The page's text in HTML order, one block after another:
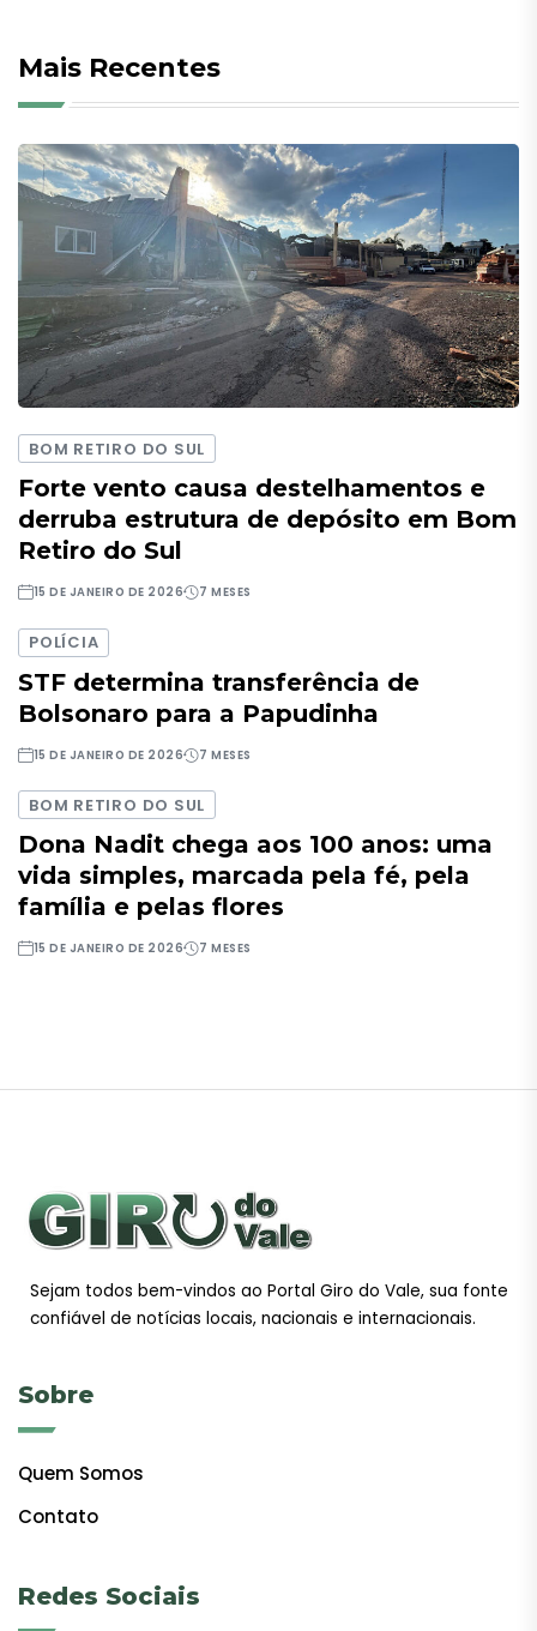
Mais Recentes
BOM RETIRO DO SUL
Forte vento causa destelhamentos e
derruba estrutura de depósito em Bom
Retiro do Sul
15 DE JANEIRO DE 2026 7 MESES
POLÍCIA
STF determina transferência de
Bolsonaro para a Papudinha
15 DE JANEIRO DE 2026 7 MESES
BOM RETIRO DO SUL
Dona Nadit chega aos 100 anos: uma
vida simples, marcada pela fé, pela
família e pelas flores
15 DE JANEIRO DE 2026 7 MESES
Sejam todos bem-vindos ao Portal Giro do Vale, sua fonte
confiável de notícias locais, nacionais e internacionais.
Sobre
Quem Somos
Contato
Redes Sociais